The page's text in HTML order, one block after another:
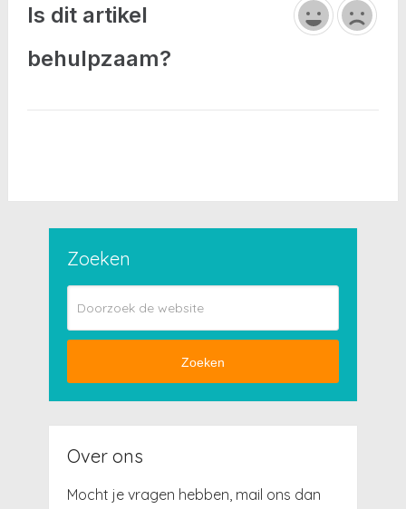
Is dit artikel
behulpzaam?
Zoeken
Zoeken
Over ons
Mocht je vragen hebben, mail ons dan